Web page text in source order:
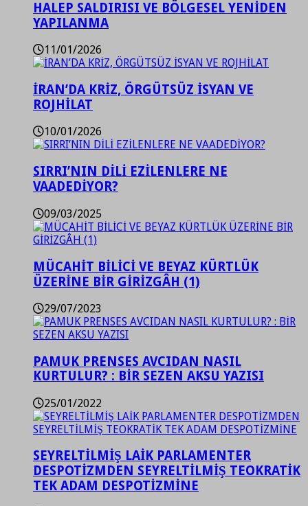
HALEP SALDIRISI VE BÖLGESEL YENİDEN
YAPILANMA
11/01/2026
İRAN’DA KRİZ, ÖRGÜTSÜZ İSYAN VE
ROJHİLAT
10/01/2026
SIRRI’NIN DİLİ EZİLENLERE NE
VAADEDİYOR?
09/03/2025
MÜCAHİT BİLİCİ VE BEYAZ KÜRTLÜK
ÜZERİNE BİR GİRİZGÂH (1)
29/07/2023
PAMUK PRENSES AVCIDAN NASIL
KURTULUR? : BİR SEZEN AKSU YAZISI
25/01/2022
SEYRELTİLMİŞ LAİK PARLAMENTER
DESPOTİZMDEN SEYRELTİLMİŞ TEOKRATİK
TEK ADAM DESPOTİZMİNE